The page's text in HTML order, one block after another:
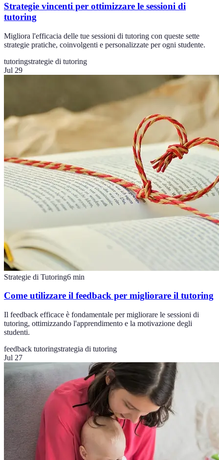
Strategie vincenti per ottimizzare le sessioni di
tutoring
Migliora l'efficacia delle tue sessioni di tutoring con queste sette
strategie pratiche, coinvolgenti e personalizzate per ogni studente.
tutoringstrategie di tutoring
Jul 29
Strategie di Tutoring6 min
Come utilizzare il feedback per migliorare il tutoring
Il feedback efficace è fondamentale per migliorare le sessioni di
tutoring, ottimizzando l'apprendimento e la motivazione degli
studenti.
feedback tutoringstrategia di tutoring
Jul 27